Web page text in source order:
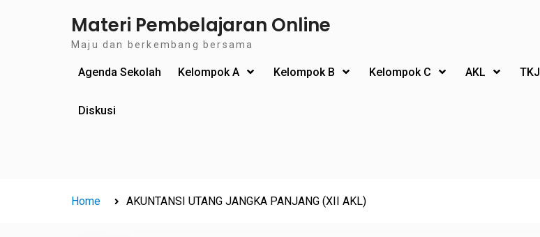
Materi Pembelajaran Online
Maju dan berkembang bersama
Agenda Sekolah Kelompok A Kelompok B Kelompok C AKL TKJ
Diskusi
Home AKUNTANSI UTANG JANGKA PANJANG (XII AKL)